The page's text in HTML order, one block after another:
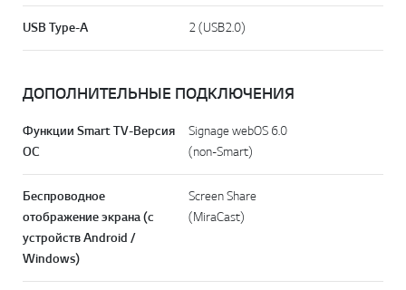
USB Type-A 2 (USB2.0)
ДОПОЛНИТЕЛЬНЫЕ ПОДКЛЮЧЕНИЯ
Функции Smart TV-Версия
ОС
Signage webOS 6.0
(non-Smart)
Беспроводное
отображение экрана (с
устройств Android /
Windows)
Screen Share
(MiraCast)